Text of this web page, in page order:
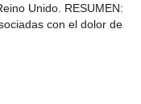
Unido. RESUMEN:
con el dolor de